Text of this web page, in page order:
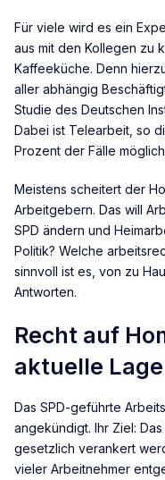
Für viele wird es ein
aus mit den Kollegen zu
Kaffeeküche. Denn
aller abhängig
Studie des Deutschen
Dabei ist Telearbeit, so
Prozent der Fälle
Meistens scheitert der
Arbeitgebern. Das will
SPD ändern und
Politik? Welche
sinnvoll ist es, von zu
Antworten.
Recht auf
aktuelle Lage
Das SPD-geführte
angekündigt. Ihr Ziel:
gesetzlich verankert
vieler Arbeitnehmer